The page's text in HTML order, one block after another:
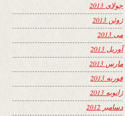
جولای 2013
ژوئن 2013
می 2013
آوریل 2013
مارس 2013
فوریه 2013
ژانویه 2013
دسامبر 2012